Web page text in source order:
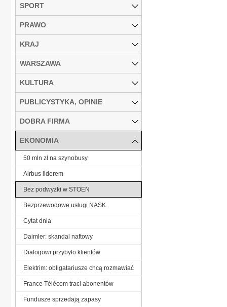
SPORT
PRAWO
KRAJ
WARSZAWA
KULTURA
PUBLICYSTYKA, OPINIE
DOBRA FIRMA
EKONOMIA
50 mln zł na szynobusy
Airbus liderem
Bez podwyżki w STOEN
Bezprzewodowe usługi NASK
Cytat dnia
Daimler: skandal naftowy
Dialogowi przybyło klientów
Elektrim: obligatariusze chcą rozmawiać
France Télécom traci abonentów
Fundusze sprzedają zapasy